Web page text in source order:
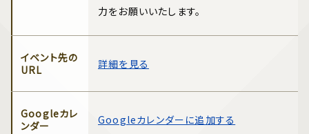
力をお願いいたします。
イベント先の
URL
詳細を見る
Googleカレ
ンダー
Googleカレンダーに追加する